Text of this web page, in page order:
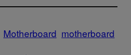
Motherboard motherboard